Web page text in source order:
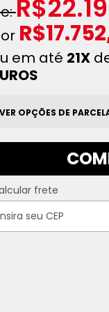
em até 21X
OPÇÕES DE
frete